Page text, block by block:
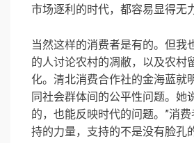
市场逐利的时代，都容易显得无
当然这样的消费者是有的。但我
的人讨论农村的凋敝，以及农村
化。清北消费合作社的金海蓝就
同社会群体间的公平性问题。她
的，也能反映时代的问题。”消
持的力量，支持的不是没有脸孔